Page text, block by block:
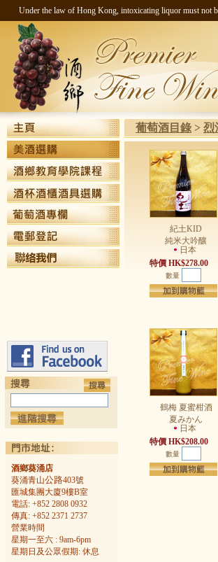
Under the law of Hong Kong, intoxicating liquor must
酒鄉葵涌店
葵涌青山公路403號
匯城集團大廈9樓B室
電話: +852 2808 0932
傳真: +852 2371 2737
營業時間
星期一至六 : 9am-6pm
星期日及公眾假期: 休息
葡萄酒目錄 > 烈
紀土KID
純米大吟釀
日本
特價 HK$278.00
數量
鶴梅 夏蜜柑酒
夏みかん
日本
特價 HK$208.00
數量